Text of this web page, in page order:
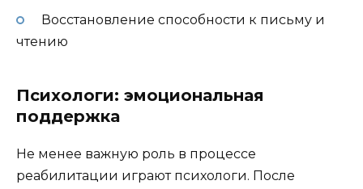
Восстановление способности к письму и
чтению
Психологи: эмоциональная
поддержка
Не менее важную роль в процессе
реабилитации играют психологи. После